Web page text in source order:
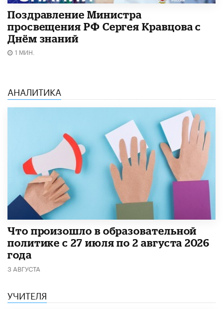
Поздравление Министра
просвещения РФ Сергея Кравцова с
Днём знаний
1 МИН.
АНАЛИТИКА
​Что произошло в образовательной
политике с 27 июля по 2 августа 2026
года
3 АВГУСТА
УЧИТЕЛЯ